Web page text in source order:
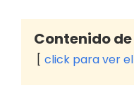
Contenido
click para ver